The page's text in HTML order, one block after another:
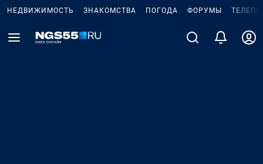
НЕДВИЖИМОСТЬ ЗНАКОМСТВА ПОГОДА ФОРУМЫ